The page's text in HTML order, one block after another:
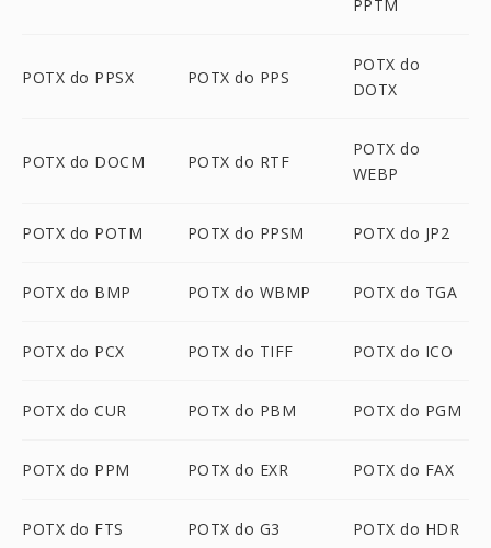
PPTM
POTX do PPSX POTX do PPS
POTX do
DOTX
POTX do DOCM POTX do RTF
POTX do
WEBP
POTX do POTM POTX do PPSM POTX do JP2
POTX do BMP POTX do WBMP POTX do TGA
POTX do PCX POTX do TIFF POTX do ICO
POTX do CUR POTX do PBM POTX do PGM
POTX do PPM POTX do EXR POTX do FAX
POTX do FTS POTX do G3 POTX do HDR